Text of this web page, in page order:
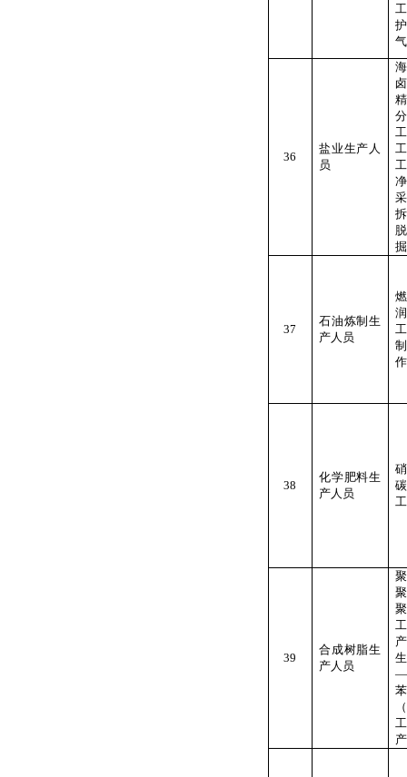
36
盐业生产人
员
37
石油炼制生
产人员
38
化学肥料生
产人员
39
合成树脂生
产人员
—